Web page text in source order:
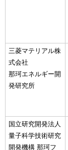
三菱マテリアル株
式会社
那珂エネルギー開
発研究所
国立研究開発法人
量子科学技術研究
開発機構 那珂フ